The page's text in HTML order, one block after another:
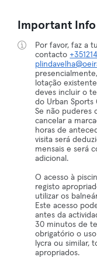
Important Info
Por favor, faz a
contacto
lotação
deves incluir o
do Urban Sports
Se não puderes
cancelar a
horas de
visita será
mensais e será
adicional.
O acesso à
registo
utilizar os
Este acesso
antes da
30 minutos de
obrigatório o
lycra ou similar,
apropriados.